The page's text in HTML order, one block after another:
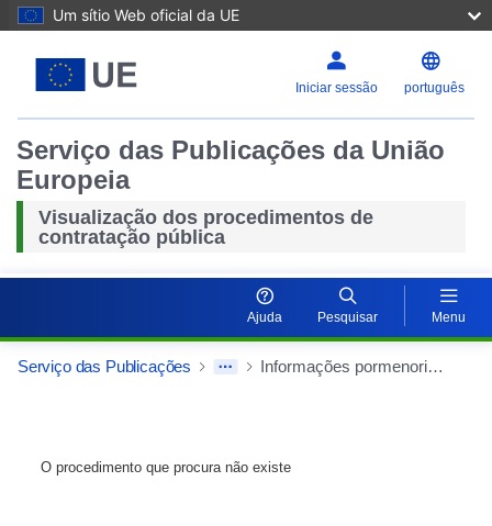
Um sítio Web oficial da UE
Iniciar sessão português
Serviço das Publicações da União
Europeia
Visualização dos procedimentos de
contratação pública
Ajuda Pesquisar Menu
Serviço das Publicações Informações pormenorizadas sobre o contrato público
O procedimento que procura não existe